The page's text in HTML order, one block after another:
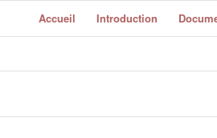
Accueil Introduction